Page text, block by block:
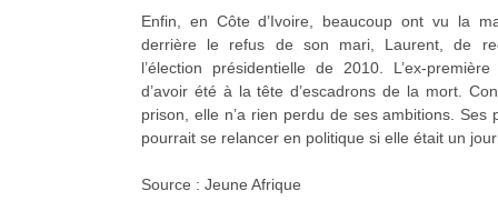
Enfin, en Côte d’Ivoire, beaucoup ont vu la
derrière le refus de son mari, Laurent, de
l’élection présidentielle de 2010. L’ex-
d’avoir été à la tête d’escadrons de la mort.
prison, elle n’a rien perdu de ses ambitions. Ses
pourrait se relancer en politique si elle était un
Source : Jeune Afrique